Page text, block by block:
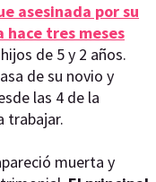
asesinada por su
hace tres meses
de 5 y 2 años.
de su novio y
las 4 de la
trabajar.
muerta y